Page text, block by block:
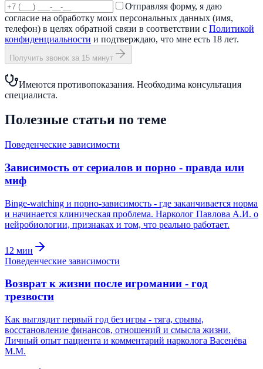
Отправляя форму, я даю
согласие на обработку моих персональных данных (имя,
телефон) в целях обратной связи в соответствии с Политикой
конфиденциальности и подтверждаю, что мне есть 18 лет.
Получить звонок за 15 минут
Имеются противопоказания. Необходима консультация
специалиста.
Полезные статьи по теме
Поведенческие зависимости
Зависимость от сериалов и порно - правда или
миф
Binge-watching и порно-зависимость - где заканчивается норма
и начинается клиническая проблема. Нарколог Павлова А.И. о
нейробиологии, признаках и том, что реально работает.
12 мин
Поведенческие зависимости
Возврат к жизни после игромании - год
трезвости
Как выглядит первый год без игры - тяга, срывы,
восстановление финансов, отношений и смысла жизни.
Личный опыт пациента и комментарий нарколога Васенёва
М.М.